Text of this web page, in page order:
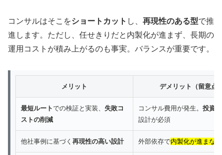
コンサルはそこをショートカット し、 再現性のある型で推
進します。ただし、任せきりだと内製化が進まず、長期の
運用コストが積み上がるのも事実。バランスが重要です。
メリット デメリット（留意点
最短ルートでの検証と実装、 失敗コ
ストの削減
コンサル費用が発生。 投資
設計が必須
他社事例に基づく 再現性の高い設計 外部依存で内製化が進まない